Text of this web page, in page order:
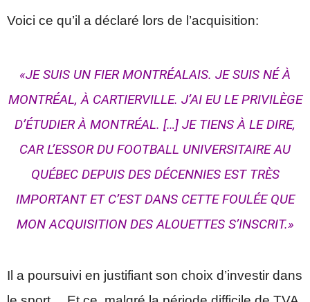
Voici ce qu’il a déclaré lors de l’acquisition:
«JE SUIS UN FIER MONTRÉALAIS. JE SUIS NÉ À
MONTRÉAL, À CARTIERVILLE. J’AI EU LE PRIVILÈGE
D’ÉTUDIER À MONTRÉAL. […] JE TIENS À LE DIRE,
CAR L’ESSOR DU FOOTBALL UNIVERSITAIRE AU
QUÉBEC DEPUIS DES DÉCENNIES EST TRÈS
IMPORTANT ET C’EST DANS CETTE FOULÉE QUE
MON ACQUISITION DES ALOUETTES S’INSCRIT.»
Il a poursuivi en justifiant son choix d’investir dans